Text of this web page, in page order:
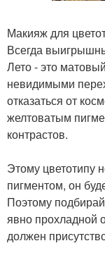
Макияж для
Всегда
Лето - это
невидимыми
отказаться от
желтоватым
контрастов.
Этому цветотипу
пигментом, он
Поэтому
явно прохладной
должен